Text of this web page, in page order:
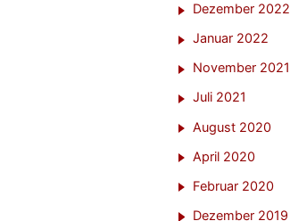
Dezember 2022
Januar 2022
November 2021
Juli 2021
August 2020
April 2020
Februar 2020
Dezember 2019